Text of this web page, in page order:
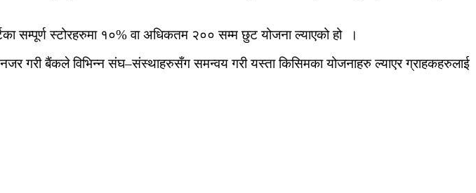
सम्पूर्ण स्टोरहरुमा १०% वा अधिकतम २०० सम्म छुट योजना ल्याएको हो ।
गरी बैंकले विभिन्न संघ–संस्थाहरुसँग समन्वय गरी यस्ता किसिमका योजनाहरु ल्याएर ग्राहकहरुलाई